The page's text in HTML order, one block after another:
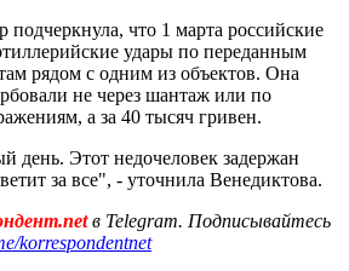
подчеркнула, что 1 марта российские
удары по переданным
рядом с одним из объектов. Она
не через шантаж или по
а за 40 тысяч гривен.
день. Этот недочеловек задержан
за все", - уточнила Венедиктова.
в Telegram. Подписывайтесь
korrespondentnet